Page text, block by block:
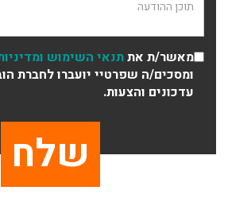
מאשר/ת אתתנאי השימוש
ומסכים/ה שפרטיי יועברו לחברת
עדכונים והצעות.